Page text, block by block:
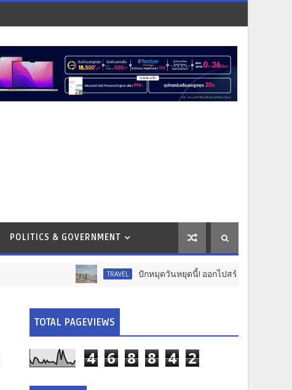
POLITICS & GOVERNMENT
ปักหมุดวันหยุดนี้! ออกไปสร้างช่วงเวลาพิเศษกับครอบค
TOTAL PAGEVIEWS
4 6 8 8 4 2